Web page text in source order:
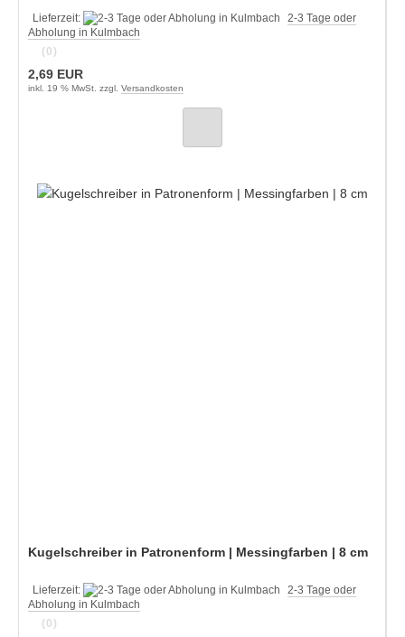
Lieferzeit:
2-3 Tage oder
Abholung in Kulmbach
(0)
2,69 EUR
inkl. 19 % MwSt. zzgl. Versandkosten
Kugelschreiber in Patronenform | Messingfarben | 8 cm
Lieferzeit:
2-3 Tage oder
Abholung in Kulmbach
(0)